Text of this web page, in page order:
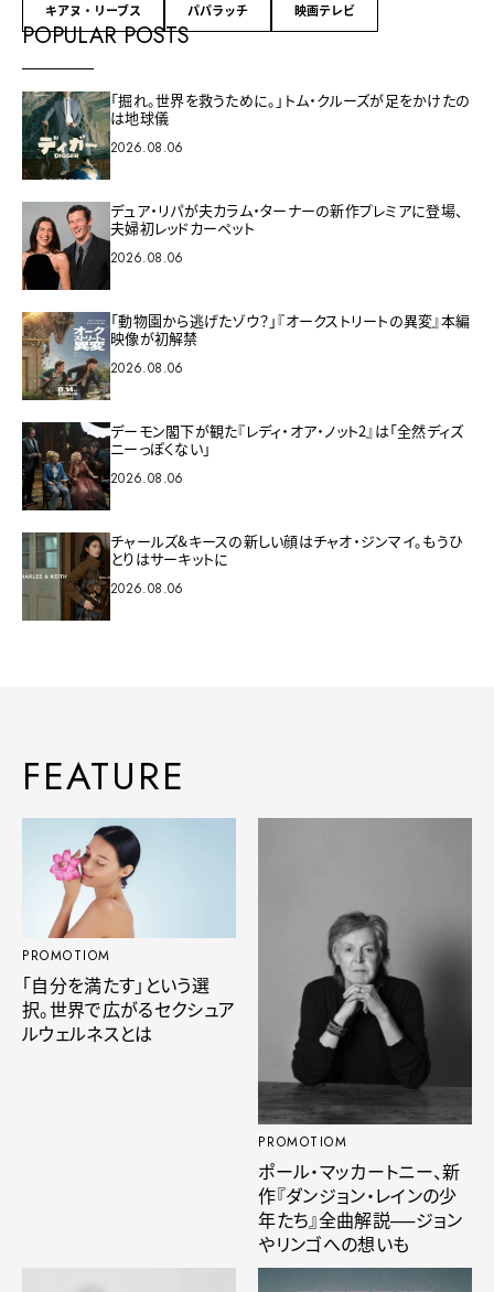
キアヌ・リーブス パパラッチ 映画テレビ
POPULAR POSTS
「掘れ。世界を救うために。」トム・クルーズが足をかけたの
は地球儀
2026.08.06
デュア・リパが夫カラム・ターナーの新作プレミアに登場、
夫婦初レッドカーペット
2026.08.06
「動物園から逃げたゾウ？」『オークストリートの異変』本編
映像が初解禁
2026.08.06
デーモン閣下が観た『レディ・オア・ノット2』は「全然ディズ
ニーっぽくない」
2026.08.06
チャールズ&キースの新しい顔はチャオ・ジンマイ。もうひ
とりはサーキットに
2026.08.06
FEATURE
PROMOTIOM
「自分を満たす」という選
択。世界で広がるセクシュア
ルウェルネスとは
PROMOTIOM
ポール・マッカートニー、新
作『ダンジョン・レインの少
年たち』全曲解説──ジョン
やリンゴへの想いも